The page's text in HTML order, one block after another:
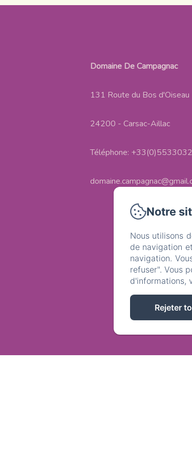
Domaine De Campagnac
131 Route du Bos d'Oiseau
24200 - Carsac-Aillac
Téléphone:
Notre
Nous utilisons
de navigation
navigation.
refuser". Vous
d'informations,
Rejeter